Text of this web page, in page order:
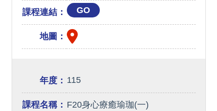
課程連結： GO
地圖：
年度： 115
課程名稱： F20身心療癒瑜珈(一)